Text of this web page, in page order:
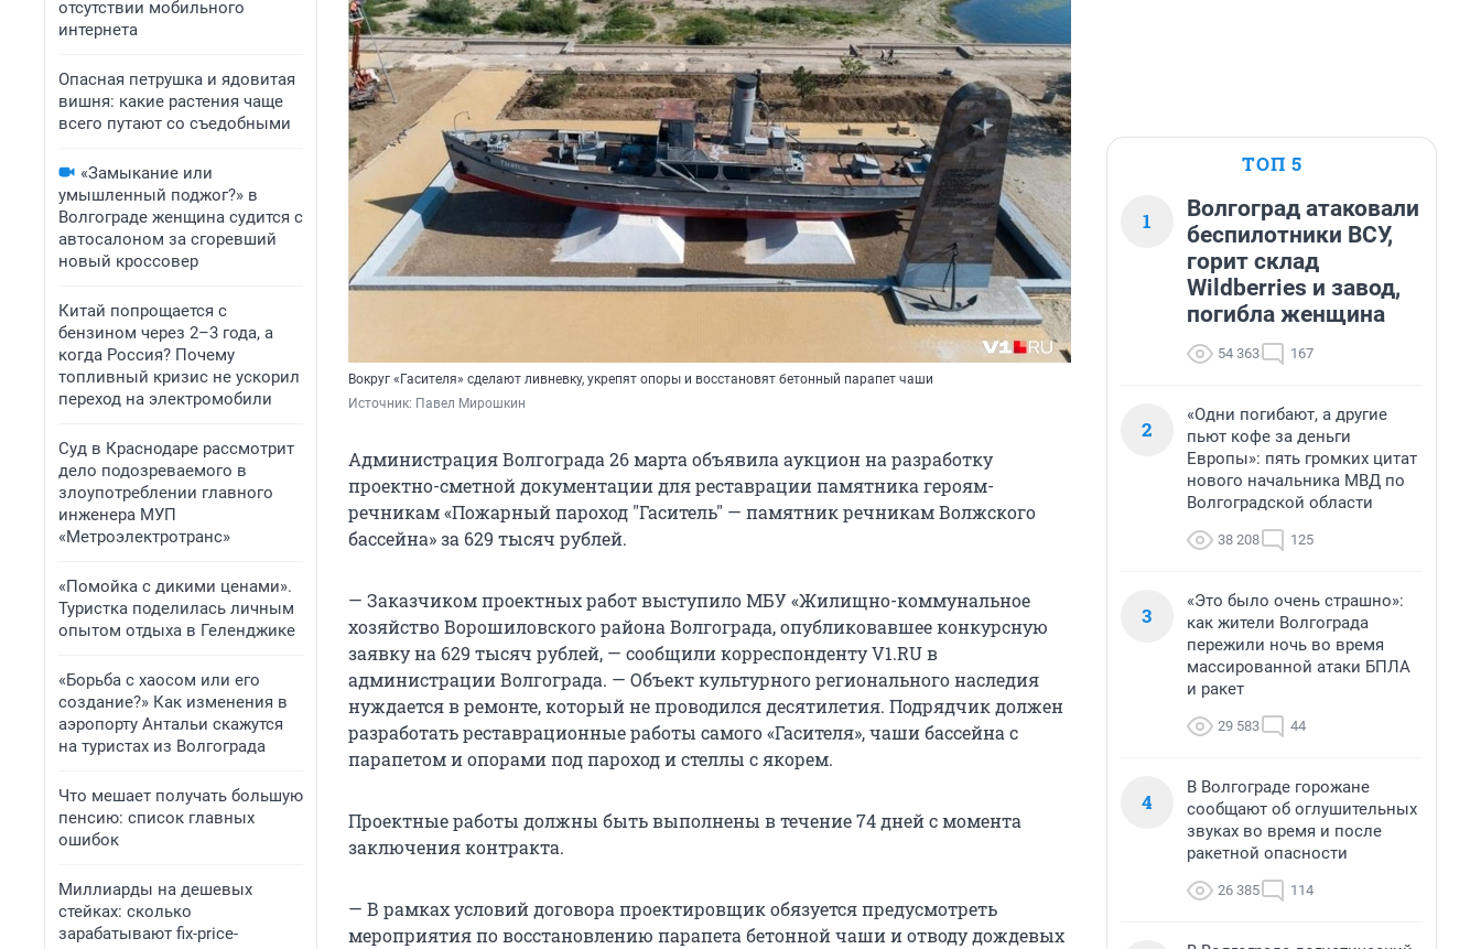
отсутствии мобильного
интернета
Опасная петрушка и ядовитая
вишня: какие растения чаще
всего путают со съедобными
«Замыкание или
умышленный поджог?» в
Волгограде женщина судится с
автосалоном за сгоревший
новый кроссовер
Китай попрощается с
бензином через 2–3 года, а
когда Россия? Почему
топливный кризис не ускорил
переход на электромобили
Суд в Краснодаре рассмотрит
дело подозреваемого в
злоупотреблении главного
инженера МУП
«Метроэлектротранс»
«Помойка с дикими ценами».
Туристка поделилась личным
опытом отдыха в Геленджике
«Борьба с хаосом или его
создание?» Как изменения в
аэропорту Антальи скажутся
на туристах из Волгограда
Что мешает получать большую
пенсию: список главных
ошибок
Миллиарды на дешевых
стейках: сколько
зарабатывают fix-price-
Вокруг «Гасителя» сделают ливневку, укрепят опоры и восстановят бетонный парапет чаши
Источник: Павел Мирошкин
Администрация Волгограда 26 марта объявила аукцион на разработку
проектно-сметной документации для реставрации памятника героям-
речникам «Пожарный пароход "Гаситель" — памятник речникам Волжского
бассейна» за 629 тысяч рублей.
— Заказчиком проектных работ выступило МБУ «Жилищно-коммунальное
хозяйство Ворошиловского района Волгограда, опубликовавшее конкурсную
заявку на 629 тысяч рублей, — сообщили корреспонденту V1.RU в
администрации Волгограда. — Объект культурного регионального наследия
нуждается в ремонте, который не проводился десятилетия. Подрядчик должен
разработать реставрационные работы самого «Гасителя», чаши бассейна с
парапетом и опорами под пароход и стеллы с якорем.
Проектные работы должны быть выполнены в течение 74 дней с момента
заключения контракта.
— В рамках условий договора проектировщик обязуется предусмотреть
мероприятия по восстановлению парапета бетонной чаши и отводу дождевых
ТОП 5
1
Волгоград атаковали
беспилотники ВСУ,
горит склад
Wildberries и завод,
погибла женщина
54 363 167
2
«Одни погибают, а другие
пьют кофе за деньги
Европы»: пять громких цитат
нового начальника МВД по
Волгоградской области
38 208 125
3
«Это было очень страшно»:
как жители Волгограда
пережили ночь во время
массированной атаки БПЛА
и ракет
29 583 44
4
В Волгограде горожане
сообщают об оглушительных
звуках во время и после
ракетной опасности
26 385 114